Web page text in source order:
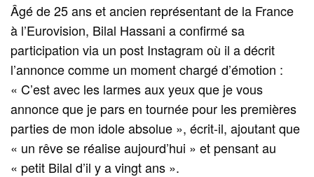
Âgé de 25 ans et ancien représentant de la France
à l’Eurovision, Bilal Hassani a confirmé sa
participation via un post Instagram où il a décrit
l’annonce comme un moment chargé d’émotion :
« C’est avec les larmes aux yeux que je vous
annonce que je pars en tournée pour les premières
parties de mon idole absolue », écrit-il, ajoutant que
« un rêve se réalise aujourd’hui » et pensant au
« petit Bilal d’il y a vingt ans ».